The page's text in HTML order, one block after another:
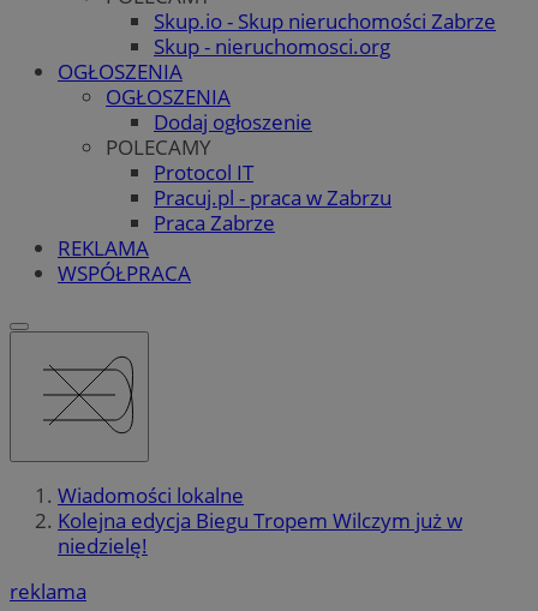
Skup.io - Skup nieruchomości Zabrze
Skup - nieruchomosci.org
OGŁOSZENIA
OGŁOSZENIA
Dodaj ogłoszenie
POLECAMY
Protocol IT
Pracuj.pl - praca w Zabrzu
Praca Zabrze
REKLAMA
WSPÓŁPRACA
Wiadomości lokalne
Kolejna edycja Biegu Tropem Wilczym już w
niedzielę!
reklama